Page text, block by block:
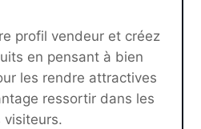
profil vendeur et créez
en pensant à bien
les rendre attractives
ressortir dans les
visiteurs.